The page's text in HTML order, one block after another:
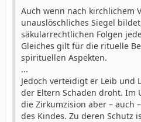
erreichen, wenn der
erreicht hat und selber
nämlich entfallen alle
...
Belastende Rechtsfolgen für
Regel erst zu einem Zeitpunkt
an dem es die
jederzeit durch Austritt seine
Wirkung für den Staat
Auch wenn nach kirchlichem
unauslöschliches Siegel
säkularrechtlichen Folgen
Gleiches gilt für die rituelle
spirituellen Aspekten.
...
Jedoch verteidigt er Leib und
der Eltern Schaden droht. Im
die Zirkumzision aber – auch
des Kindes. Zu deren Schutz